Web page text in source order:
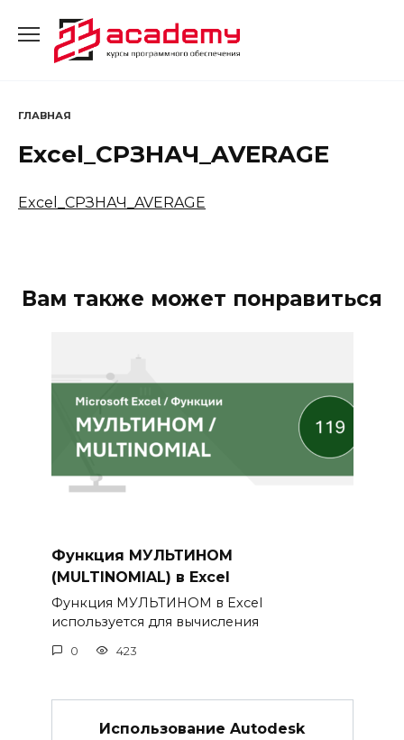
содержанию
ГЛАВНАЯ
Excel_СРЗНАЧ_AVERAGE
Excel_СРЗНАЧ_AVERAGE
Вам также может понравиться
Функция МУЛЬТИНОМ
(MULTINOMIAL) в Excel
Функция МУЛЬТИНОМ в Excel
используется для вычисления
0 423
Использование Autodesk